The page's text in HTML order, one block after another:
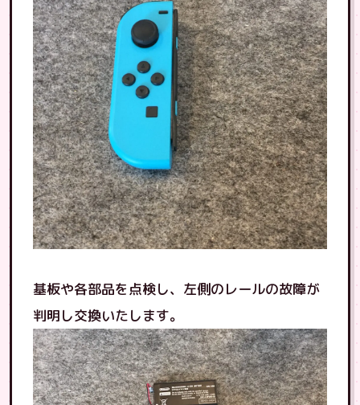
基板や各部品を点検し、左側のレールの故障が
判明し交換いたします。